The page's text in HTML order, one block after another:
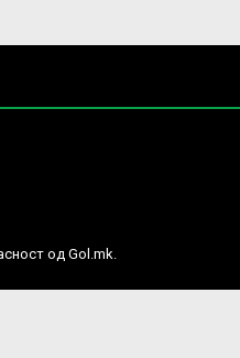
од Gol.mk.